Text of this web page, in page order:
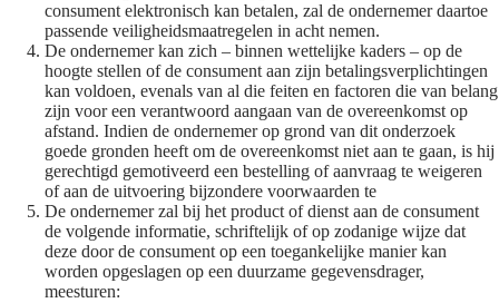
consument elektronisch kan betalen, zal de ondernemer daartoe
passende veiligheidsmaatregelen in acht nemen.
De ondernemer kan zich – binnen wettelijke kaders – op de
hoogte stellen of de consument aan zijn betalingsverplichtingen
kan voldoen, evenals van al die feiten en factoren die van belang
zijn voor een verantwoord aangaan van de overeenkomst op
afstand. Indien de ondernemer op grond van dit onderzoek
goede gronden heeft om de overeenkomst niet aan te gaan, is hij
gerechtigd gemotiveerd een bestelling of aanvraag te weigeren
of aan de uitvoering bijzondere voorwaarden te
De ondernemer zal bij het product of dienst aan de consument
de volgende informatie, schriftelijk of op zodanige wijze dat
deze door de consument op een toegankelijke manier kan
worden opgeslagen op een duurzame gegevensdrager,
meesturen: